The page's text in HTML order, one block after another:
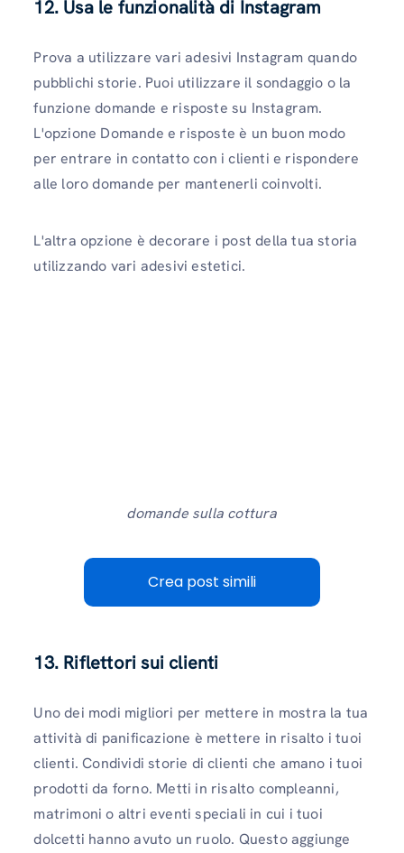
12. Usa le funzionalità di Instagram
Prova a utilizzare vari adesivi Instagram quando
pubblichi storie. Puoi utilizzare il sondaggio o la
funzione domande e risposte su Instagram.
L'opzione Domande e risposte è un buon modo
per entrare in contatto con i clienti e rispondere
alle loro domande per mantenerli coinvolti.
L'altra opzione è decorare i post della tua storia
utilizzando vari adesivi estetici.
domande sulla cottura
Crea post simili
13. Riflettori sui clienti
Uno dei modi migliori per mettere in mostra la tua
attività di panificazione è mettere in risalto i tuoi
clienti. Condividi storie di clienti che amano i tuoi
prodotti da forno. Metti in risalto compleanni,
matrimoni o altri eventi speciali in cui i tuoi
dolcetti hanno avuto un ruolo. Questo aggiunge